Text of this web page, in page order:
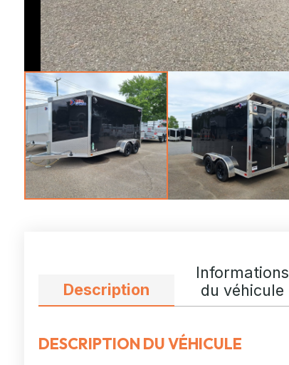
Description
Informations
du véhicule
DESCRIPTION DU VÉHICULE